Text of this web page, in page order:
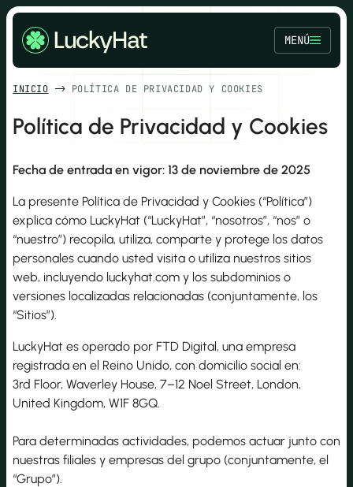
Saltar
contenido
MENÚ
INICIO POLÍTICA DE PRIVACIDAD Y COOKIES
Política de Privacidad y Cookies
Fecha de entrada en vigor: 13 de noviembre de 2025
La presente Política de Privacidad y Cookies (“Política”)
explica cómo LuckyHat (“LuckyHat”, “nosotros”, “nos” o
“nuestro”) recopila, utiliza, comparte y protege los datos
personales cuando usted visita o utiliza nuestros sitios
web, incluyendo luckyhat.com y los subdominios o
versiones localizadas relacionadas (conjuntamente, los
“Sitios”).
LuckyHat es operado por FTD Digital, una empresa
registrada en el Reino Unido, con domicilio social en:
3rd Floor, Waverley House, 7–12 Noel Street, London,
United Kingdom, W1F 8GQ.
Para determinadas actividades, podemos actuar junto con
nuestras filiales y empresas del grupo (conjuntamente, el
“Grupo”).